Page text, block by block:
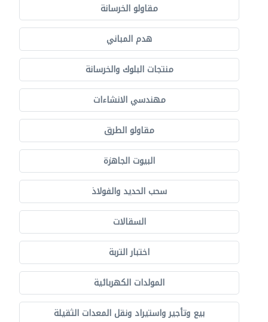
مقاولو الخرسانة
هدم المباني
منتجات البلوك والخرسانة
مهندسي الانشاءات
مقاولو الطرق
البيوت الجاهزة
سحب الحديد والفولاذ
السقالات
اختبار التربة
المولدات الكهربائية
بيع وتأجير واستيراد ونقل المعدات الثقيلة